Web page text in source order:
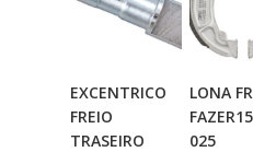
Adicionar
Ao Carrinho
EXCENTRICO
FREIO
TRASEIRO
Ao
LONA
025